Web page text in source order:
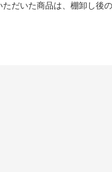
だいた商品は、棚卸し後